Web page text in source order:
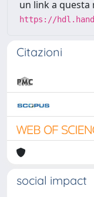
un link a questa
https://
Citazioni
social impact